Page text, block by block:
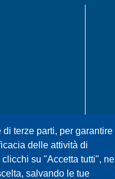
terze parti, per garantire
delle attività di
su "Accetta tutti", ne
salvando le tue